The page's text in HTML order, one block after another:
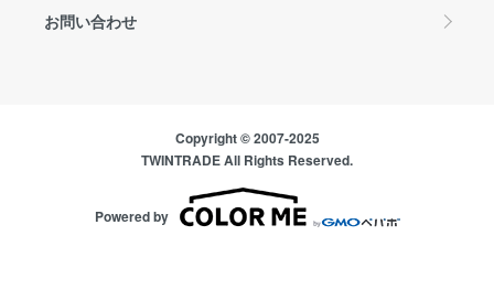
お問い合わせ
Copyright © 2007-2025
TWINTRADE All Rights Reserved.
Powered by